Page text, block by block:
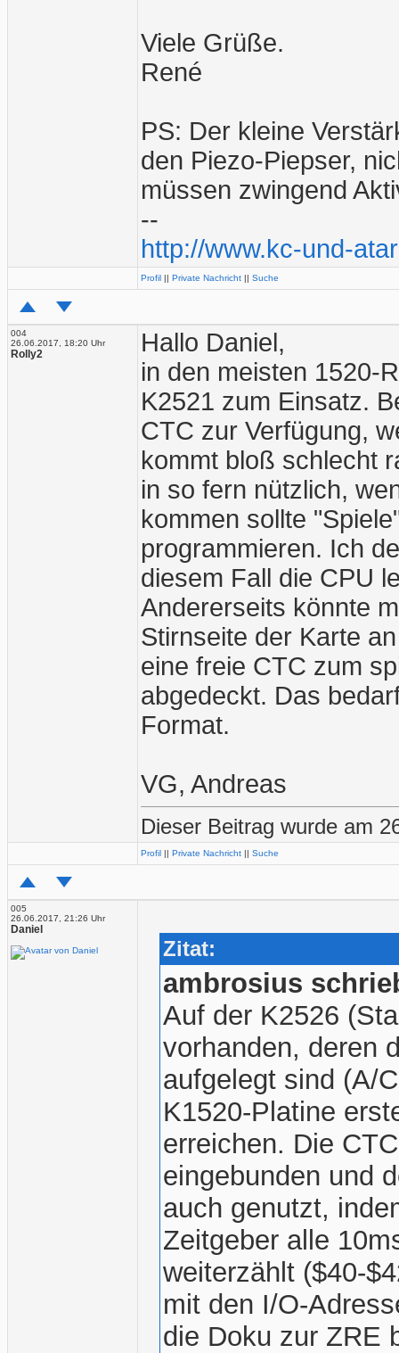
Viele Grüße.
René
PS: Der kleine
den Piezo-Piepser,
müssen zwingend
--
http://www.kc-und-
Profil || Private Nachricht || Suche
004
26.06.2017, 18:20 Uhr
Rolly2
Hallo Daniel,
in den meisten 1520-
K2521 zum Einsatz.
CTC zur Verfügung,
kommt bloß schlecht
in so fern nützlich,
kommen sollte
programmieren. Ich
diesem Fall die CPU
Andererseits könnte
Stirnseite der Karte
eine freie CTC zum
abgedeckt. Das
Format.
VG, Andreas
Dieser Beitrag wurde am
Profil || Private Nachricht || Suche
005
26.06.2017, 21:26 Uhr
Daniel
Zitat:
ambrosius
Auf der K2526
vorhanden, deren
aufgelegt sind (A/
K1520-Platine
erreichen. Die
eingebunden und
auch genutzt,
Zeitgeber alle
weiterzählt ($40-
mit den I/O-
die Doku zur ZRE